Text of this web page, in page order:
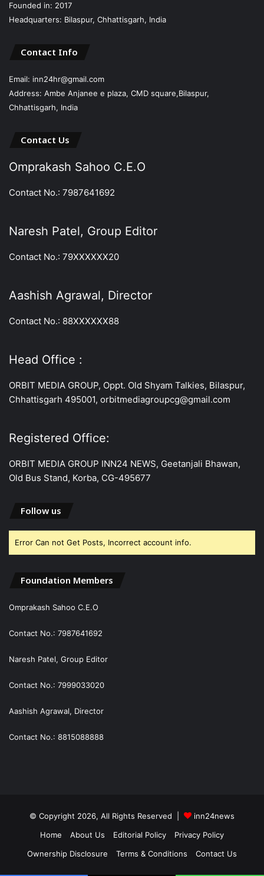
Founded in: 2017
Headquarters: Bilaspur, Chhattisgarh, India
Contact Info
Email: inn24hr@gmail.com
Address: Ambe Anjanee e plaza, CMD square,Bilaspur,
Chhattisgarh, India
Contact Us
Omprakash Sahoo C.E.O
Contact No.: 7987641692
Naresh Patel, Group Editor
Contact No.: 79XXXXXX20
Aashish Agrawal, Director
Contact No.: 88XXXXXX88
Head Office :
ORBIT MEDIA GROUP, Oppt. Old Shyam Talkies, Bilaspur,
Chhattisgarh 495001, orbitmediagroupcg@gmail.com
Registered Office:
ORBIT MEDIA GROUP INN24 NEWS, Geetanjali Bhawan,
Old Bus Stand, Korba, CG-495677
Follow us
Error Can not Get Posts, Incorrect account info.
Foundation Members
Omprakash Sahoo C.E.O
Contact No.: 7987641692
Naresh Patel, Group Editor
Contact No.: 7999033020
Aashish Agrawal, Director
Contact No.: 8815088888
© Copyright 2026, All Rights Reserved |
inn24news
Home
About Us Editorial Policy
Privacy Policy
Ownership Disclosure
Terms & Conditions Contact Us